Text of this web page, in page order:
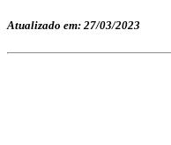
Atualizado em: 27/03/2023